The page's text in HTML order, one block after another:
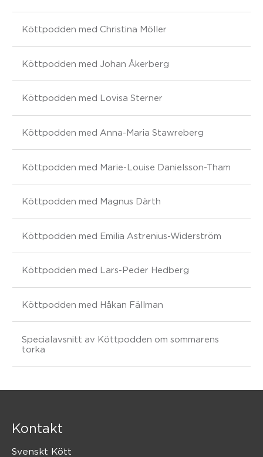
Köttpodden med Christina Möller
Köttpodden med Johan Åkerberg
Köttpodden med Lovisa Sterner
Köttpodden med Anna-Maria Stawreberg
Köttpodden med Marie-Louise Danielsson-Tham
Köttpodden med Magnus Därth
Köttpodden med Emilia Astrenius-Widerström
Köttpodden med Lars-Peder Hedberg
Köttpodden med Håkan Fällman
Specialavsnitt av Köttpodden om sommarens
torka
Kontakt
Svenskt Kött